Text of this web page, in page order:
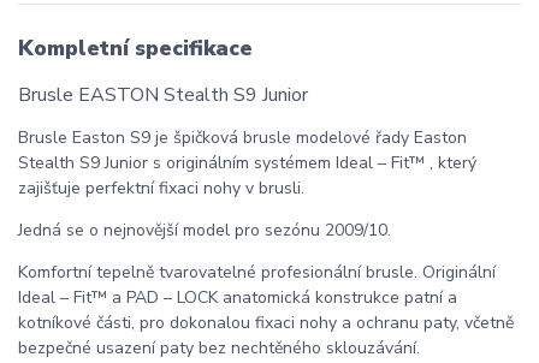
Kompletní specifikace
Brusle EASTON Stealth S9 Junior
Brusle Easton S9 je špičková brusle modelové řady Easton
Stealth S9 Junior s originálním systémem Ideal – Fit™ , který
zajišťuje perfektní fixaci nohy v brusli.
Jedná se o nejnovější model pro sezónu 2009/10.
Komfortní tepelně tvarovatelné profesionální brusle. Originální
Ideal – Fit™ a PAD – LOCK anatomická konstrukce patní a
kotníkové části, pro dokonalou fixaci nohy a ochranu paty, včetně
bezpečné usazení paty bez nechtěného sklouzávání.